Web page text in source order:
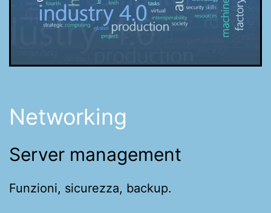
Networking
Server management
Funzioni, sicurezza, backup.